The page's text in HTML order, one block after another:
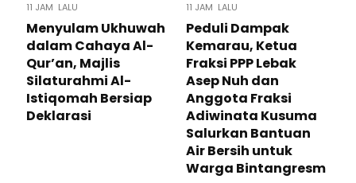
11 JAM LALU
Menyulam Ukhuwah
dalam Cahaya Al-
Qur’an, Majlis
Silaturahmi Al-
Istiqomah Bersiap
Deklarasi
11 JAM LALU
Peduli Dampak
Kemarau, Ketua
Fraksi PPP Lebak
Asep Nuh dan
Anggota Fraksi
Adiwinata Kusuma
Salurkan Bantuan
Air Bersih untuk
Warga Bintangresm